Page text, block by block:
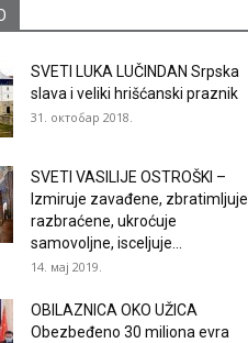
SVETI LUKA LUČINDAN Srpska
slava i veliki hrišćanski praznik
31. октобар 2018.
SVETI VASILIJE OSTROŠKI –
Izmiruje zavađene, zbratimljuje
razbraćene, ukroćuje
samovoljne, isceljuje...
14. мај 2019.
OBILAZNICA OKO UŽICA
Obezbeđeno 30 miliona evra